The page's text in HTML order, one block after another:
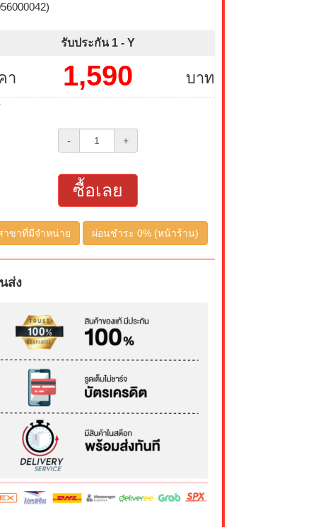
รับประกัน 1 - Y
า บาท
1,590
- +
ซื้อเลย
าขาที่มีจำหน่าย ผ่อนชำระ 0% (หน้าร้าน)
ส่ง